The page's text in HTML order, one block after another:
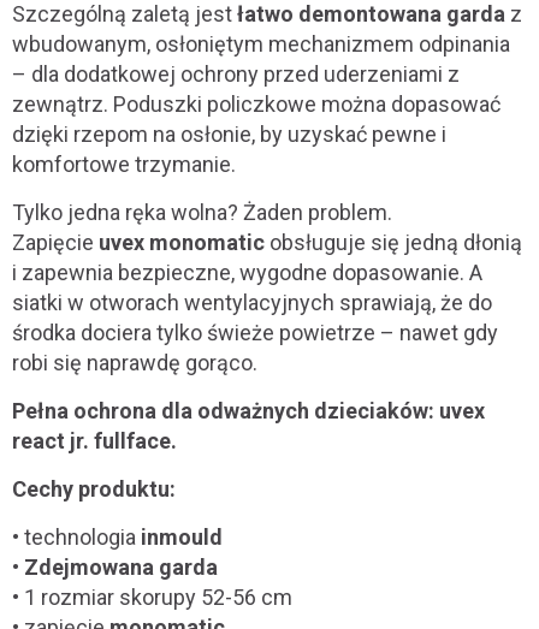
Szczególną zaletą jestłatwo demontowana garda z
wbudowanym, osłoniętym mechanizmem odpinania
– dla dodatkowej ochrony przed uderzeniami z
zewnątrz. Poduszki policzkowe można dopasować
dzięki rzepom na osłonie, by uzyskać pewne i
komfortowe trzymanie.
Tylko jedna ręka wolna? Żaden problem.
Zapięcie uvex monomatic obsługuje się jedną dłonią
i zapewnia bezpieczne, wygodne dopasowanie. A
siatki w otworach wentylacyjnych sprawiają, że do
środka dociera tylko świeże powietrze – nawet gdy
robi się naprawdę gorąco.
Pełna ochrona dla odważnych dzieciaków: uvex
react jr. fullface.
Cechy produktu:
• technologia inmould
• Zdejmowana garda
• 1 rozmiar skorupy 52-56 cm